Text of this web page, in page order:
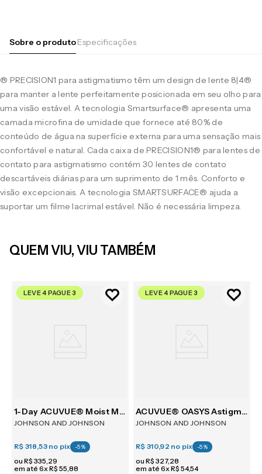
Sobre o produtoEspecificações
® PRECISION1 para astigmatismo têm um design de lente 8|4®
para manter a lente perfeitamente posicionada em seu olho para
uma visão estável. A tecnologia Smartsurface® apresenta uma
camada microfina de umidade que fornece até 80% de
conteúdo de água na superfície externa para uma sensação mais
confortável e natural. Cada caixa de PRECISION1® para lentes de
contato para astigmatismo contém 30 lentes de contato
descartáveis diárias para um suprimento de 1 mês. Conforto e
visão excepcionais. A tecnologia SMARTSURFACE® ajuda a
suportar um filme lacrimal estável. Não é necessária limpeza.
QUEM VIU, VIU TAMBÉM
LEVE 4 PAGUE 3
1-Day ACUVUE® Moist Multifocal 30
JOHNSON AND JOHNSON
R$ 318,53 no pix -5%
ou R$ 335,29
em até 6xR$ 55,88
LEVE 4 PAGUE 3
ACUVUE® OASYS Astigmatism 6
JOHNSON AND JOHNSON
R$ 310,92 no pix -5%
ou R$ 327,28
em até 6xR$ 54,54